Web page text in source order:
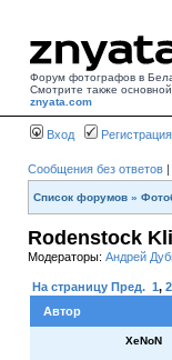
Форум фотографов в
Смотрите также
znyata.com
Вход Регистрация
Сообщения без ответов |
Список форумов »
Rodenstock
Модераторы: Андрей
На страницу Пред. 1, 2
Автор
XeNoN